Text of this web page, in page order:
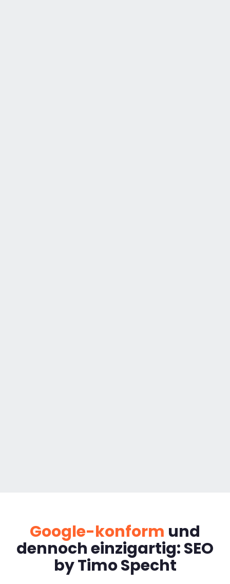
Google-konform und
dennoch einzigartig: SEO
by Timo Specht